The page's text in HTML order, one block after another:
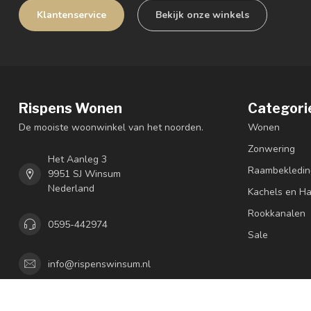
Klantenservice Bekijk onze winkels
Rispens Wonen
De mooiste woonwinkel van het noorden.
Het Aanleg 3
9951 SJ Winsum
Nederland
0595-442974
info@rispenswinsum.nl
Wonen
Zonwering
Kachels en
Rookkanalen
Sale